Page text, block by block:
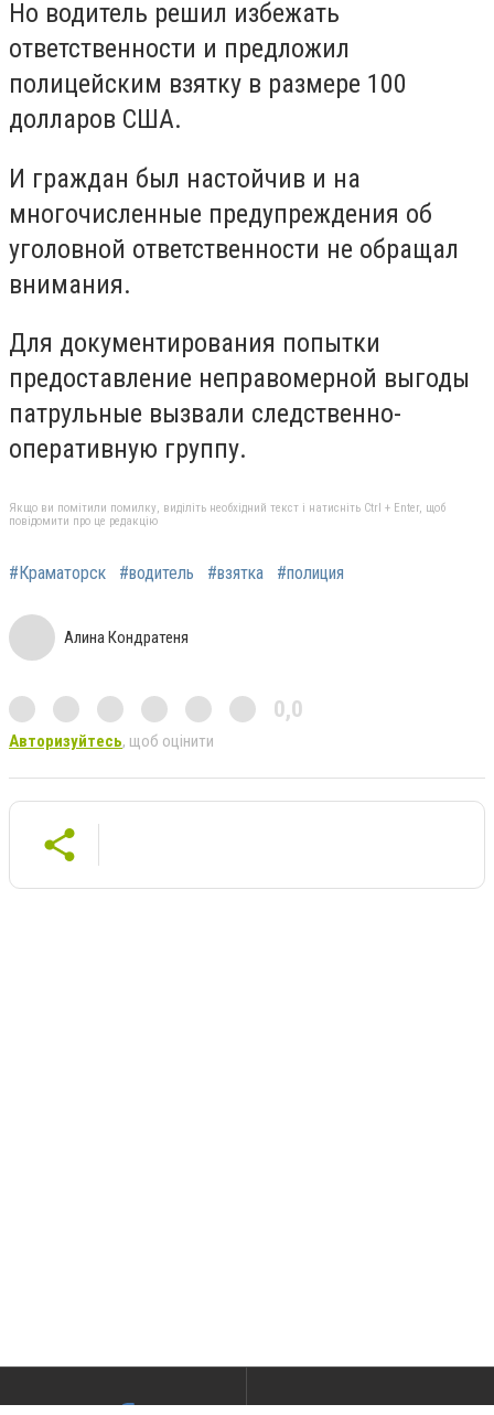
Но водитель решил избежать
ответственности и предложил
полицейским взятку в размере 100
долларов США.
И граждан был настойчив и на
многочисленные предупреждения об
уголовной ответственности не обращал
внимания.
Для документирования попытки
предоставление неправомерной выгоды
патрульные вызвали следственно-
оперативную группу.
Якщо ви помітили помилку, виділіть необхідний текст і натисніть Ctrl + Enter, щоб
повідомити про це редакцію
#Краматорск #водитель #взятка #полиция
Алина Кондратеня
0,0
Авторизуйтесь, щоб оцінити